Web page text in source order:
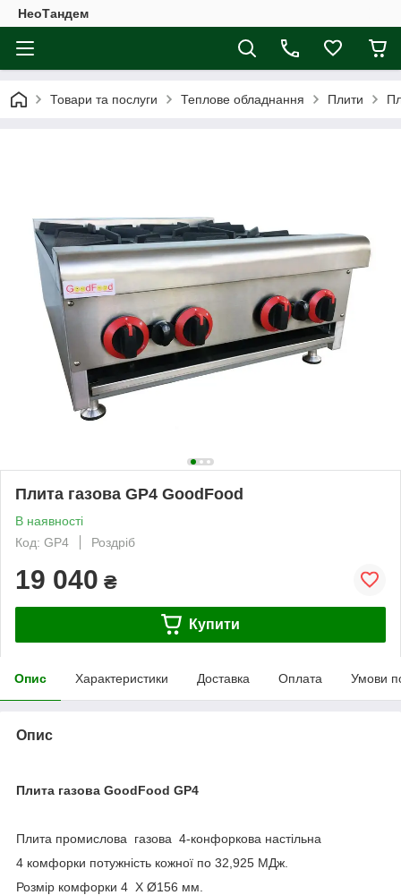
НеоТандем
Товари та послуги Теплове обладнання Плити
Плита газова GP4 GoodFood
В наявності
Код: GP4
Роздріб
19 040 ₴
Купити
Опис Характеристики Доставка Оплата Умови
Опис
Плита газова GoodFood GP4
Плита промислова газова 4-конфоркова настільна
4 комфорки потужність кожної по 32,925 МДж.
Розмір комфорки 4 X Ø156 мм.